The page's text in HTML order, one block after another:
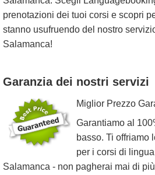
prenotazioni dei tuoi corsi e scopri
stanno usufruendo del nostro
Salamanca!
Garanzia dei nostri servizi
Miglior Prezzo
Garantiamo al
basso. Ti offriamo
per i corsi di
Salamanca - non pagherai mai di